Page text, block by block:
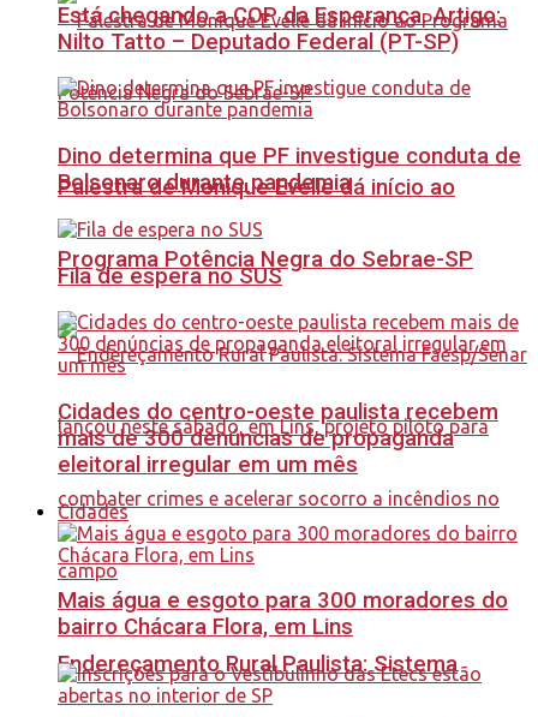
Palestra de Monique Evelle dá início ao
Programa Potência Negra do Sebrae-SP
Endereçamento Rural Paulista: Sistema
Está chegando a COP da Esperança. Artigo:
Nilto Tatto – Deputado Federal (PT-SP)
Dino determina que PF investigue conduta de
Bolsonaro durante pandemia
Fila de espera no SUS
Cidades do centro-oeste paulista recebem
mais de 300 denúncias de propaganda
eleitoral irregular em um mês
Cidades
Mais água e esgoto para 300 moradores do
bairro Chácara Flora, em Lins